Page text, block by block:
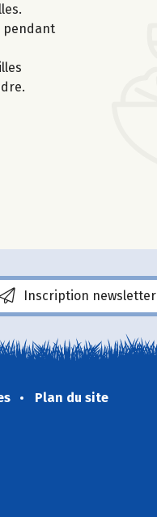
pendant
Inscription newsletter
Plan du site